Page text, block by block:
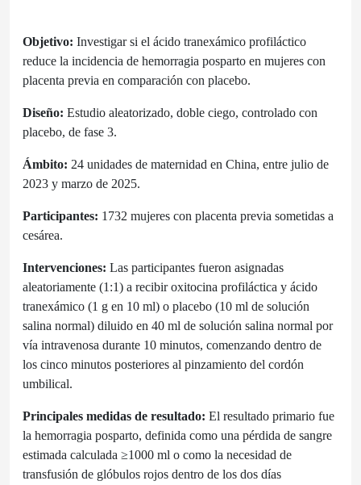
Objetivo: Investigar si el ácido tranexámico profiláctico
reduce la incidencia de hemorragia posparto en mujeres con
placenta previa en comparación con placebo.
Diseño: Estudio aleatorizado, doble ciego, controlado con
placebo, de fase 3.
Ámbito: 24 unidades de maternidad en China, entre julio de
2023 y marzo de 2025.
Participantes: 1732 mujeres con placenta previa sometidas a
cesárea.
Intervenciones: Las participantes fueron asignadas
aleatoriamente (1:1) a recibir oxitocina profiláctica y ácido
tranexámico (1 g en 10 ml) o placebo (10 ml de solución
salina normal) diluido en 40 ml de solución salina normal por
vía intravenosa durante 10 minutos, comenzando dentro de
los cinco minutos posteriores al pinzamiento del cordón
umbilical.
Principales medidas de resultado: El resultado primario fue
la hemorragia posparto, definida como una pérdida de sangre
estimada calculada ≥1000 ml o como la necesidad de
transfusión de glóbulos rojos dentro de los dos días